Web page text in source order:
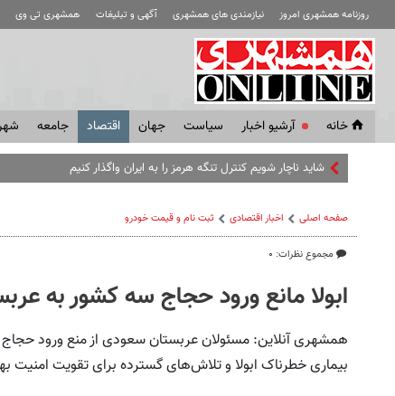
روزنامه همشهری امروز نیازمندی های همشهری آگهی و تبلیغات همشهری تی وی
خانه آرشیو اخبار سياست جهان اقتصاد جامعه
شاید ناچار شویم کنترل تنگه هرمز را به ایران واگذار کنیم
صفحه اصلی اخبار اقتصادی ثبت نام و قیمت خودرو
مجموع نظرات: ۰
ابولا مانع ورود حجاج سه کشور به
همشهری آنلاین: مسئولان عربستان سعودی از منع ورود
بیماری خطرناک ابولا و تلاش‌های گسترده برای تقویت امنیت